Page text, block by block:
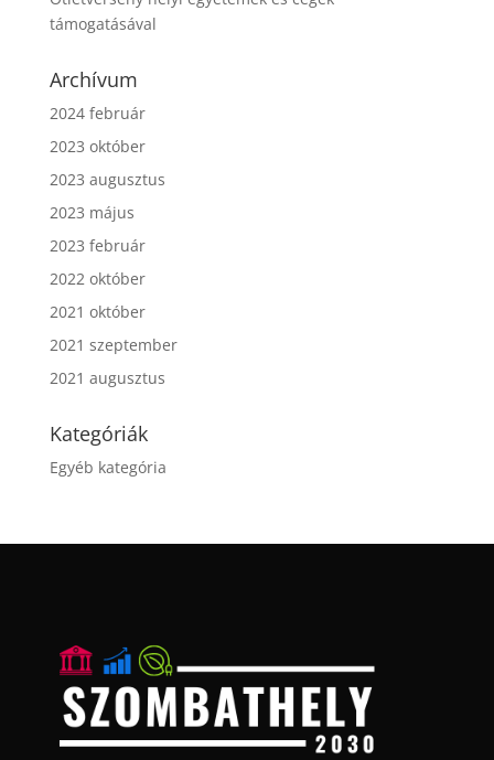
támogatásával
Archívum
2024 február
2023 október
2023 augusztus
2023 május
2023 február
2022 október
2021 október
2021 szeptember
2021 augusztus
Kategóriák
Egyéb kategória